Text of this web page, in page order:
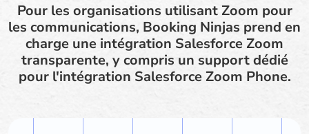
Pour les organisations utilisant Zoom pour
les communications, Booking Ninjas prend en
charge une intégration Salesforce Zoom
transparente, y compris un support dédié
pour l'intégration Salesforce Zoom Phone.